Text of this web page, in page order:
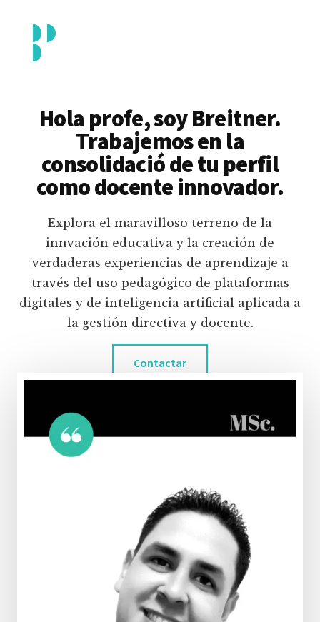
contenido
principal
menu
Piedrahita
docente
pedagógico
educativas
digitales
inteligencia
artificial.
Hola profe, soy Breitner.
Trabajemos en la
consolidació de tu perfil
como docente innovador.
Explora el maravilloso terreno de la
innvación educativa y la creación de
verdaderas experiencias de aprendizaje a
través del uso pedagógico de plataformas
digitales y de inteligencia artificial aplicada a
la gestión directiva y docente.
Contactar